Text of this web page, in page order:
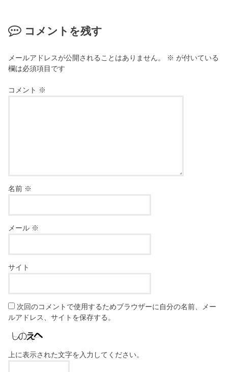
コメントを残す
メールアドレスが公開されることはありません。 ※ が付いている
欄は必須項目です
コメント ※
名前 ※
メール ※
サイト
次回のコメントで使用するためブラウザーに自分の名前、メー
ルアドレス、サイトを保存する。
上に表示された文字を入力してください。